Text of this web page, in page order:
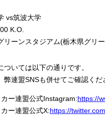
vs筑波大学
K.O.
リーンスタジアム(栃木県グリ
ついては以下の通りです。
弊連盟SNSも併せてご確認くだ
ー連盟公式Instagram:https://
ー連盟公式X:https://